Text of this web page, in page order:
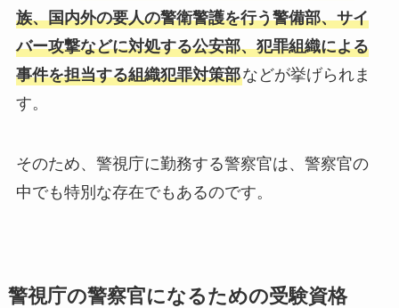
族、国内外の要人の警衛警護を行う警備部、サイ
バー攻撃などに対処する公安部、犯罪組織による
事件を担当する組織犯罪対策部などが挙げられま
す。
そのため、警視庁に勤務する警察官は、警察官の
中でも特別な存在でもあるのです。
警視庁の警察官になるための受験資格